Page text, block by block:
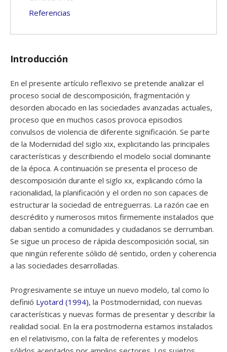
Referencias
Introducción
En el presente artículo reflexivo se pretende analizar el
proceso social de descomposición, fragmentación y
desorden abocado en las sociedades avanzadas actuales,
proceso que en muchos casos provoca episodios
convulsos de violencia de diferente significación. Se parte
de la Modernidad del siglo xix, explicitando las principales
características y describiendo el modelo social dominante
de la época. A continuación se presenta el proceso de
descomposición durante el siglo xx, explicando cómo la
racionalidad, la planificación y el orden no son capaces de
estructurar la sociedad de entreguerras. La razón cae en
descrédito y numerosos mitos firmemente instalados que
daban sentido a comunidades y ciudadanos se derrumban.
Se sigue un proceso de rápida descomposición social, sin
que ningún referente sólido dé sentido, orden y coherencia
a las sociedades desarrolladas.
Progresivamente se intuye un nuevo modelo, tal como lo
definió Lyotard (1994), la Postmodernidad, con nuevas
características y nuevas formas de presentar y describir la
realidad social. En la era postmoderna estamos instalados
en el relativismo, con la falta de referentes y modelos